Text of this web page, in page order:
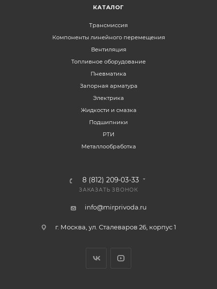
КАТАЛОГ
Трансмиссия
Компоненты линейного перемещения
Вентиляция
Топливное оборудование
Пневматика
Запорная арматура
Электрика
Жидкости и смазка
Подшипники
РТИ
Металлообработка
8 (812) 209-03-33
ЗАКАЗАТЬ ЗВОНОК
info@mirprivoda.ru
г. Москва, ул. Сталеваров 26, корпус 1